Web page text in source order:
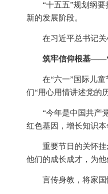
“十五五”规划纲
新的发展阶段。
在习近平总书记
筑牢信仰根基
在“六一”国际儿
们“用心用情讲述党的
“今年是中国共产
红色基因，增长知识
重要节日的关怀
他们的成长成才，为他
言传身教，将家